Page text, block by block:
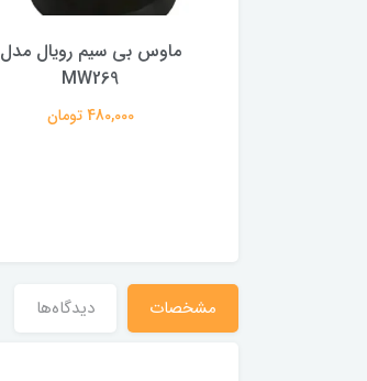
ماوس بی سیم رویال مدل
MW269
480,000 تومان
مشخصات دیدگاه‌ها